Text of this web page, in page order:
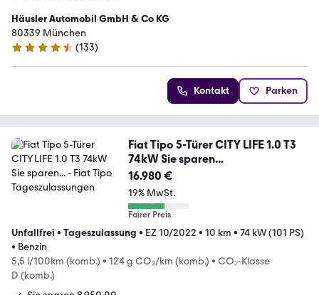
Häusler Automobil GmbH & Co KG
80339 München
4.7 Sterne
(133)
Kontakt Parken
Fiat Tipo 5-Türer CITY LIFE 1.0 T3
74kW Sie sparen...
16.980 €
19% MwSt.
Fairer Preis
Unfallfrei • Tageszulassung • EZ 10/2022 • 10 km • 74 kW (101 PS)
• Benzin
5,5 l/100km (komb.) • 124 g CO₂/km (komb.) • CO₂-Klasse
D (komb.)